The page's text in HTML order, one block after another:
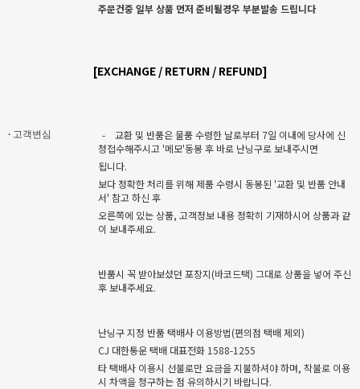
주문건중 일부 상품 먼저 준비될경우 부분발송 드립니다
[EXCHANGE / RETURN / REFUND]
· 고객변심 -
교환 및 반품은 물품 수령한 날로부터 7일 이내에 당사에 신
청접수해주시고 '메모'동봉 후 바로 난닝구로 보내주시면
됩니다.
보다 정확한 처리를 위해 제품 수령시 동봉된 '교환 및 반품 안내
서' 참고 하신 후
오른쪽에 있는 상품, 고객정보 내용 정확히 기재하시어 상품과 같
이 보내주세요.
반품시 꼭 받아보셨던 포장지(바코드택) 그대로 상품을 넣어 주신
후 보내주세요.
난닝구 지정 반품 택배사 이용방법(편의점 택배 제외)
CJ 대한통운 택배 대표전화 1588-1255
타 택배사 이용시 선불로만 요금을 지불하셔야 하며, 착불로 이용
시 차액을 청구하는 점 유의하시기 바랍니다.